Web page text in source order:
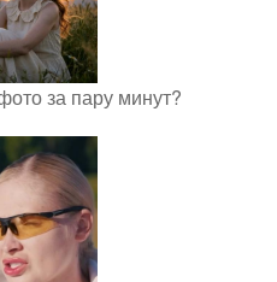
за пару минут?